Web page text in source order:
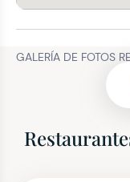
GALERÍA DE FOTOS